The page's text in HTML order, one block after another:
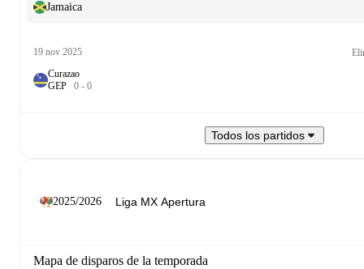
Jamaica
19 nov 2025
Curazao
GEP 0 - 0
Todos los partidos
2025/2026
Mapa de disparos de la temporada